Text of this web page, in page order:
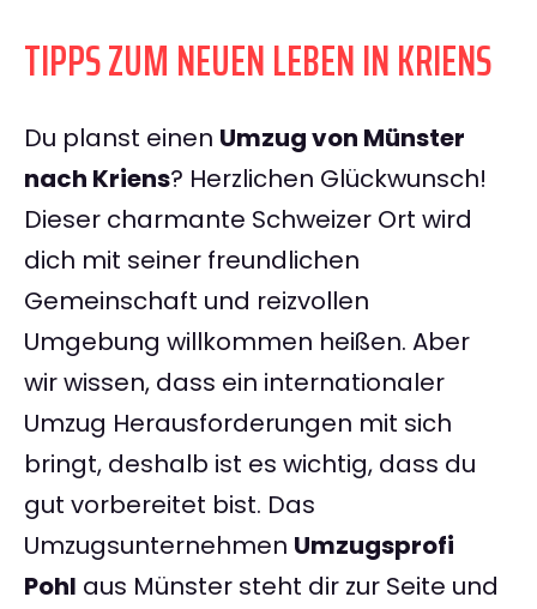
TIPPS ZUM NEUEN LEBEN IN KRIENS
Du planst einen Umzug von Münster
nach Kriens? Herzlichen Glückwunsch!
Dieser charmante Schweizer Ort wird
dich mit seiner freundlichen
Gemeinschaft und reizvollen
Umgebung willkommen heißen. Aber
wir wissen, dass ein internationaler
Umzug Herausforderungen mit sich
bringt, deshalb ist es wichtig, dass du
gut vorbereitet bist. Das
Umzugsunternehmen Umzugsprofi
Pohl aus Münster steht dir zur Seite und